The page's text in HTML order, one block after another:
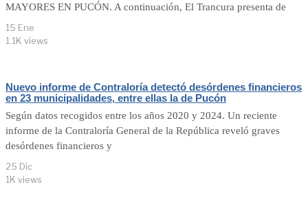
MAYORES EN PUCÓN. A continuación, El Trancura presenta de
15 Ene
1.1K views
Nuevo informe de Contraloría detectó desórdenes financieros
en 23 municipalidades, entre ellas la de Pucón
Según datos recogidos entre los años 2020 y 2024. Un reciente
informe de la Contraloría General de la República reveló graves
desórdenes financieros y
25 Dic
1K views